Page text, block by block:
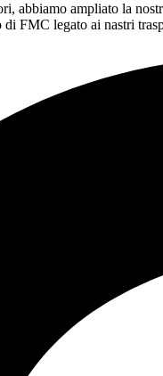
abbiamo ampliato la
FMC legato ai nastri